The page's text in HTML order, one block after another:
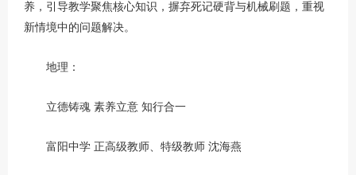
养，引导教学聚焦核心知识，摒弃死记硬背与机械刷题，重视
新情境中的问题解决。
地理：
立德铸魂 素养立意 知行合一
富阳中学 正高级教师、特级教师 沈海燕